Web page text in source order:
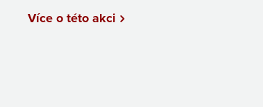
Více o této akci